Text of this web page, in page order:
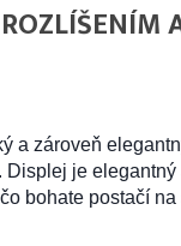
a zároveň
je
bohate postačí